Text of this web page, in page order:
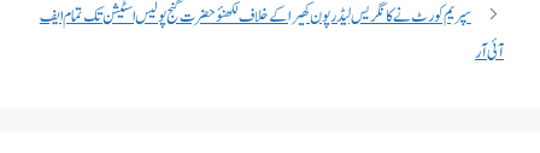
سپریم کورٹ نے کانگریس لیڈر پون کھیرا کے خلاف لکھنؤ حضرت گنج پولیس اسٹیشن تک تمام ایف
آئی آر